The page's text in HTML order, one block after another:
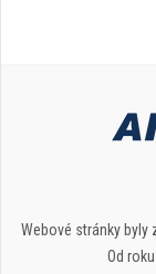
Webové stránky byly
Od